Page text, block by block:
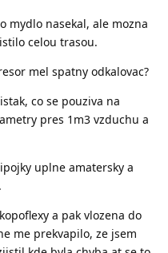
mydlo nasekal, ale mozna
celou trasou.
mel spatny odkalovac?
co se pouziva na
pres 1m3 vzduchu a
uplne amatersky a
a pak vlozena do
me prekvapilo, ze jsem